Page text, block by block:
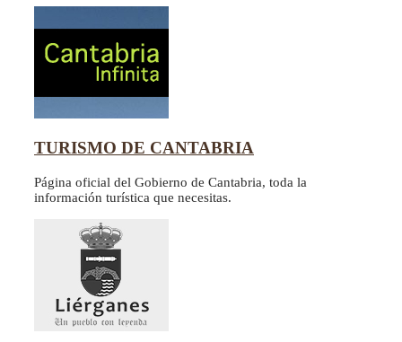
TURISMO DE CANTABRIA
Página oficial del Gobierno de Cantabria, toda la
información turística que necesitas.